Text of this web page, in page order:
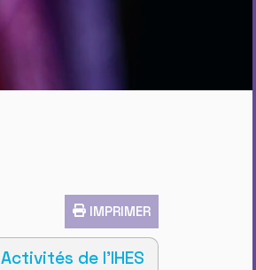
IMPRIMER
Activités de l'IHES